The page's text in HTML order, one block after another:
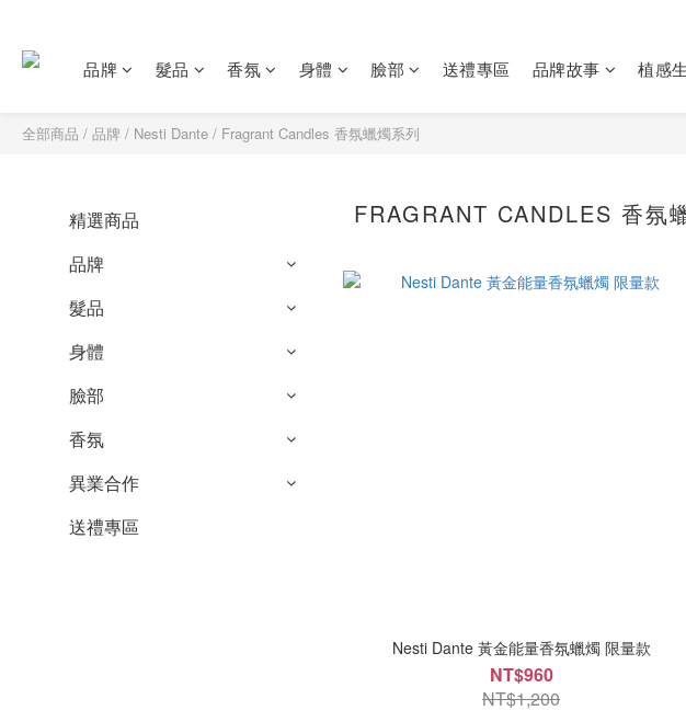
品牌 髮品 香氛 身體 臉部 送禮專區 品牌故事 植感
全部商品 / 品牌 / Nesti Dante / Fragrant Candles 香氛蠟燭系列
精選商品
品牌
髮品
身體
臉部
香氛
異業合作
送禮專區
FRAGRANT CANDLES 香氛
Nesti Dante 黃金能量香氛蠟燭 限量款
NT$960
NT$1,200